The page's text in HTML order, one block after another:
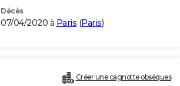
Décès
07/04/2020 à Paris (Paris)
Créer une cagnotte obsèques